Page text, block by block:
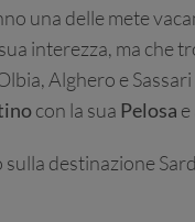
una delle mete
interezza, ma che
Alghero e
con la sua Pelosa
destinazione